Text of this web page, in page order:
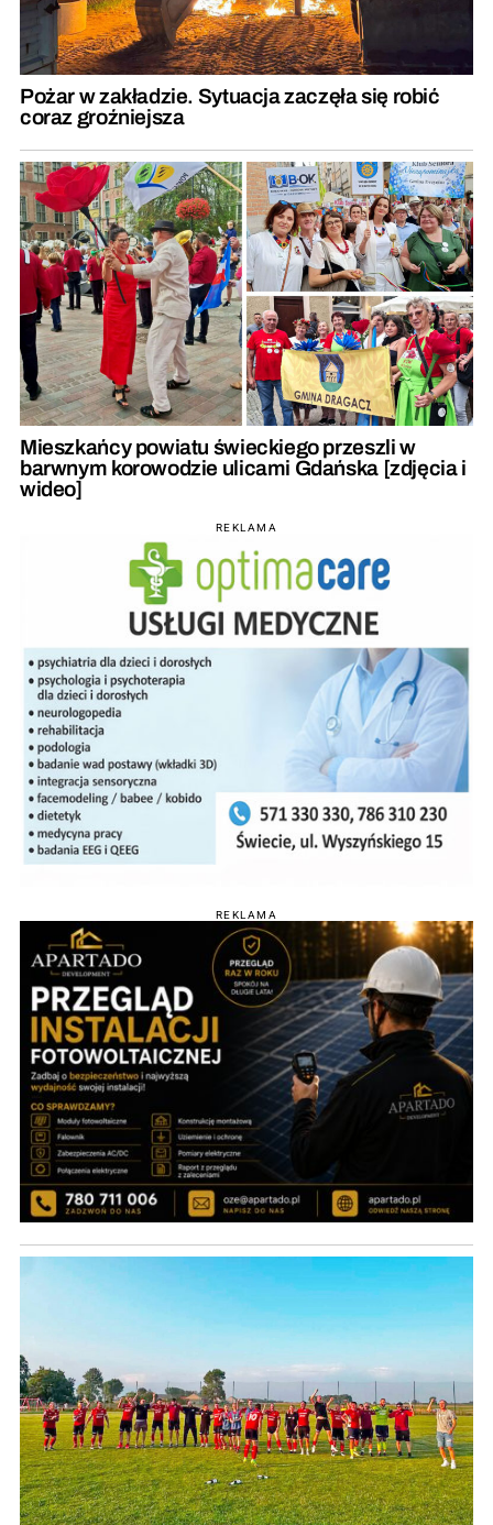
Pożar w zakładzie. Sytuacja zaczęła się robić
coraz groźniejsza
Mieszkańcy powiatu świeckiego przeszli w
barwnym korowodzie ulicami Gdańska [zdjęcia i
wideo]
REKLAMA
REKLAMA